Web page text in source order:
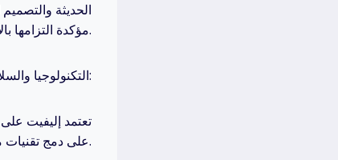
الحديثة
مؤكدة التزامها بالأمان والكفاءة.
التكنولوجيا والسلامة:
تعتمد إليفيت
على دمج تقنيات مبتكرة لضمان كفاءة وسرعة الأداء، ما يضمن حصول ركاب المصاعد على تجربة مريحة ومتفوقة.